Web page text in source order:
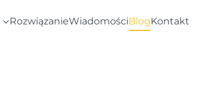
RozwiązanieWiadomościBlogKontakt